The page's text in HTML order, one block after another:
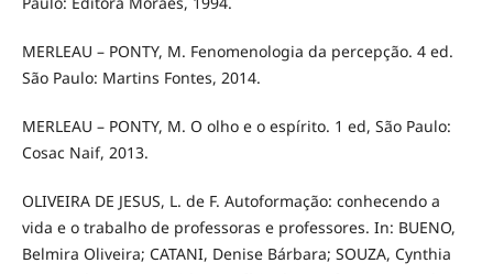
MERLEAU – PONTY, M. Fenomenologia da percepção. 4 ed.
São Paulo: Martins Fontes, 2014.
MERLEAU – PONTY, M. O olho e o espírito. 1 ed, São Paulo:
Cosac Naif, 2013.
OLIVEIRA DE JESUS, L. de F. Autoformação: conhecendo a
vida e o trabalho de professoras e professores. In: BUENO,
Belmira Oliveira; CATANI, Denise Bárbara; SOUZA, Cynthia